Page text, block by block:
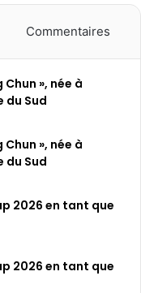
Commentaires
», née à
du Sud
», née à
du Sud
2026 en tant que
2026 en tant que